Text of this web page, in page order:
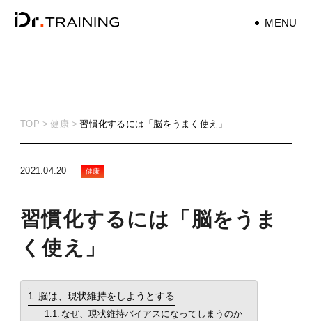
TOP 健康 習慣化するには「脳をうまく使え」
2021.04.20 健康
習慣化するには「脳をうま
く使え」
脳は、現状維持をしようとする
なぜ、現状維持バイアスになってしまうのか
maternity
ダイエット
diet
MENU